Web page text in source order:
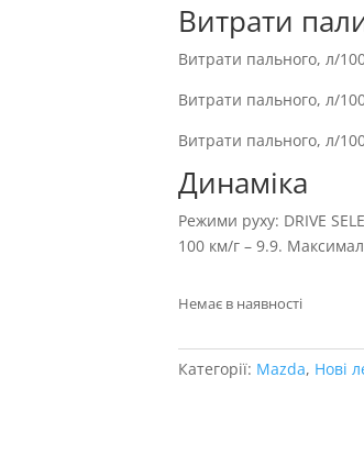
Витрати
Витрати пального, л/
Витрати пального, л/
Витрати пального, л/
Динаміка
Режими руху: DRIVE
100 км/г – 9.9.
Немає в наявності
Категорії: Mazda, Нові